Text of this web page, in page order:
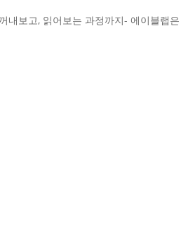
내보고, 읽어보는 과정까지- 에이블랩